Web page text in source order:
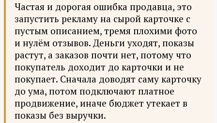
Частая и дорогая ошибка продавца, это
запустить рекламу на сырой карточке с
пустым описанием, тремя плохими фото
и нулём отзывов. Деньги уходят, показы
растут, а заказов почти нет, потому что
покупатель доходит до карточки и не
покупает. Сначала доводят саму карточку
до ума, потом подключают платное
продвижение, иначе бюджет утекает в
показы без выручки.